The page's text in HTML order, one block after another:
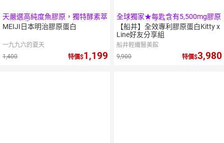
天嚴選高純度魚膠原，獨特酵素萃
取微小分子
MEIJI日本明治膠原蛋白
一九九六的夏天
1,400
特價 1,199
全球獨家★每匙含有5,500mg膠原
蛋白及15億乳酸菌
【船井】全效專利膠原蛋白Kitty x
Line好友分享組
船井輕纖醫美館
9,900
特價 3,980